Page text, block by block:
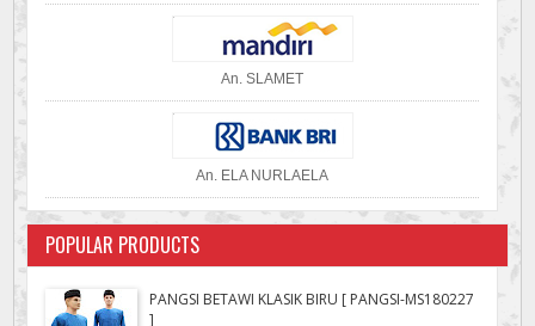
An. SLAMET
An. ELA NURLAELA
POPULAR PRODUCTS
PANGSI BETAWI KLASIK BIRU [ PANGSI-MS180227
]